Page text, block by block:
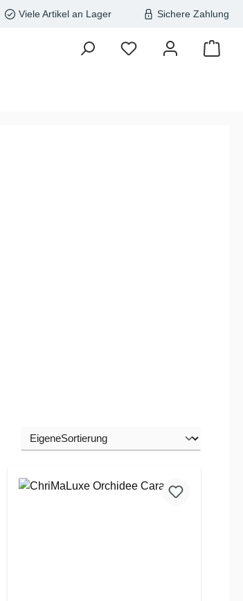
Viele Artikel an Lager Sichere Zahlung